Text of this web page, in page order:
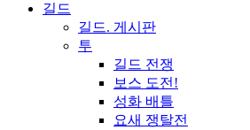
길드
길드. 게시판
투
길드 전쟁
보스 도전!
성화 배틀
요새 쟁탈전